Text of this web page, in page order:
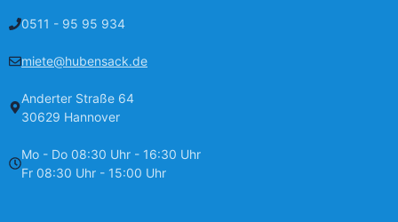
0511 - 95 95 934
miete@hubensack.de
Anderter Straße 64
30629 Hannover
Mo - Do 08:30 Uhr - 16:30 Uhr
Fr 08:30 Uhr - 15:00 Uhr